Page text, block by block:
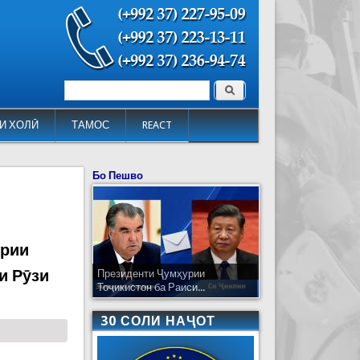
ХОЛӢ ТАМОС REACT
Форма поиска Поиск
Рӯзи
Бо Пешво
Президенти Ҷумҳурии
Тоҷикистон ба Раиси...
30 СОЛИ НАҶОТ